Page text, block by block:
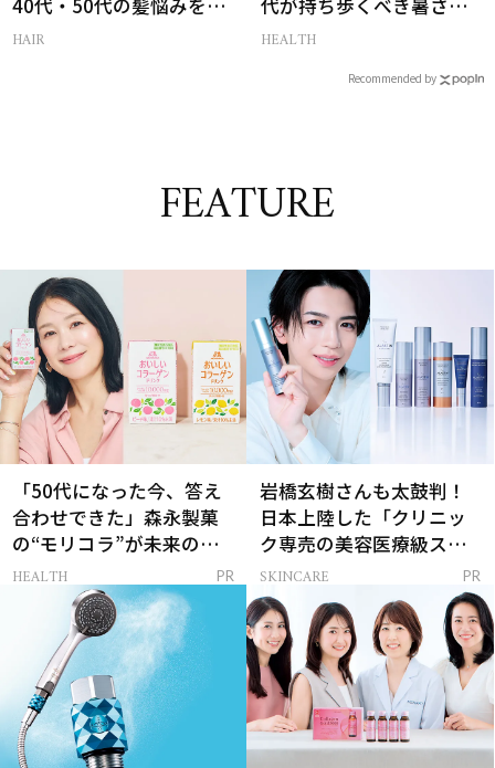
40代・50代の髪悩みをレ
スキューする裏ワザ
HAIR
代が持ち歩くべき暑さ対
策グッズ
HEALTH
Recommended by
FEATURE
「50代になった今、答え
合わせできた」森永製菓
の“モリコラ”が未来のキ
レイを連れてくる！
HEALTH PR
岩橋玄樹さんも太鼓判！
日本上陸した「クリニッ
ク専売の美容医療級スキ
ンケア」
SKINCARE PR